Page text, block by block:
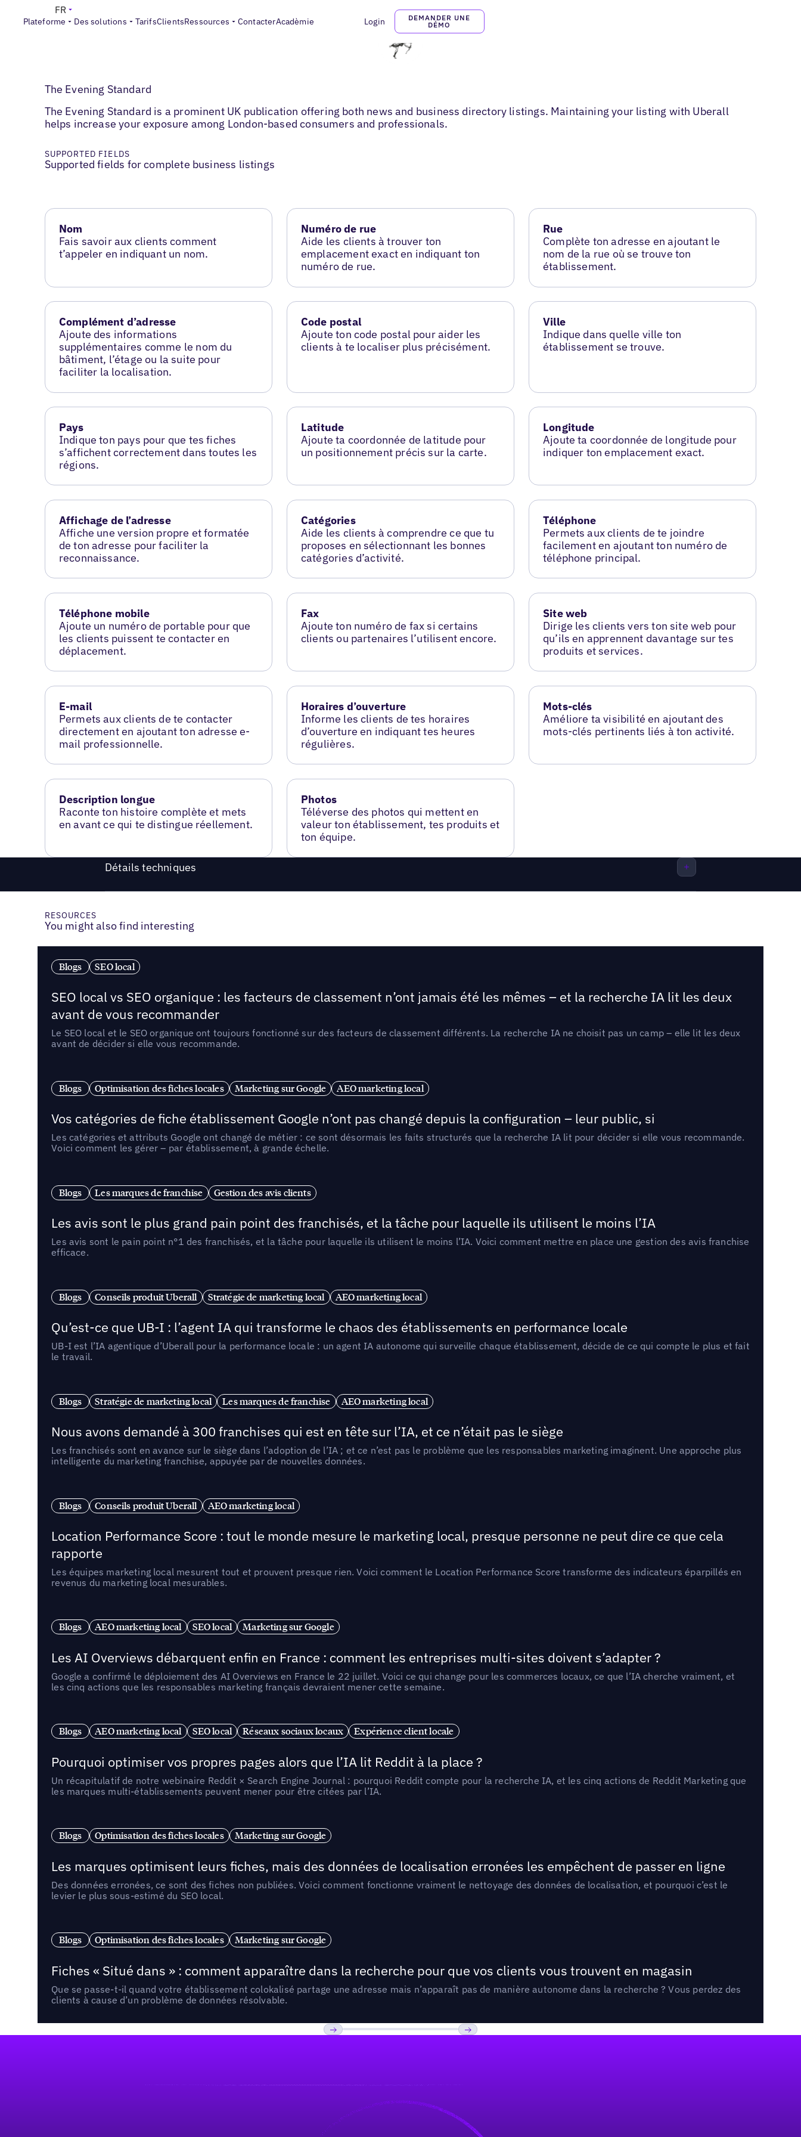
Plateforme Des solutions TarifsClientsRessources ContacterAcadèmie Login
DEMANDER UNE
DÉMO
FR
The Evening Standard
The Evening Standard is a prominent UK publication offering both news and business directory listings. Maintaining your listing with Uberall
helps increase your exposure among London-based consumers and professionals.
SUPPORTED FIELDS
Supported fields for complete business listings
Nom
Fais savoir aux clients comment
t’appeler en indiquant un nom.
Numéro de rue
Aide les clients à trouver ton
emplacement exact en indiquant ton
numéro de rue.
Rue
Complète ton adresse en ajoutant le
nom de la rue où se trouve ton
établissement.
Complément d’adresse
Ajoute des informations
supplémentaires comme le nom du
bâtiment, l’étage ou la suite pour
faciliter la localisation.
Code postal
Ajoute ton code postal pour aider les
clients à te localiser plus précisément.
Ville
Indique dans quelle ville ton
établissement se trouve.
Pays
Indique ton pays pour que tes fiches
s’affichent correctement dans toutes les
régions.
Latitude
Ajoute ta coordonnée de latitude pour
un positionnement précis sur la carte.
Longitude
Ajoute ta coordonnée de longitude pour
indiquer ton emplacement exact.
Affichage de l’adresse
Affiche une version propre et formatée
de ton adresse pour faciliter la
reconnaissance.
Catégories
Aide les clients à comprendre ce que tu
proposes en sélectionnant les bonnes
catégories d’activité.
Téléphone
Permets aux clients de te joindre
facilement en ajoutant ton numéro de
téléphone principal.
Téléphone mobile
Ajoute un numéro de portable pour que
les clients puissent te contacter en
déplacement.
Fax
Ajoute ton numéro de fax si certains
clients ou partenaires l’utilisent encore.
Site web
Dirige les clients vers ton site web pour
qu’ils en apprennent davantage sur tes
produits et services.
E-mail
Permets aux clients de te contacter
directement en ajoutant ton adresse e-
mail professionnelle.
Horaires d’ouverture
Informe les clients de tes horaires
d’ouverture en indiquant tes heures
régulières.
Mots-clés
Améliore ta visibilité en ajoutant des
mots-clés pertinents liés à ton activité.
Description longue
Raconte ton histoire complète et mets
en avant ce qui te distingue réellement.
Photos
Téléverse des photos qui mettent en
valeur ton établissement, tes produits et
ton équipe.
Détails techniques
RESOURCES
You might also find interesting
Blogs SEO local
SEO local vs SEO organique : les facteurs de classement n’ont jamais été les mêmes – et la recherche IA lit les deux
avant de vous recommander
Le SEO local et le SEO organique ont toujours fonctionné sur des facteurs de classement différents. La recherche IA ne choisit pas un camp – elle lit les deux
avant de décider si elle vous recommande.
Blogs Optimisation des fiches locales Marketing sur Google AEO marketing local
Vos catégories de fiche établissement Google n’ont pas changé depuis la configuration – leur public, si
Les catégories et attributs Google ont changé de métier : ce sont désormais les faits structurés que la recherche IA lit pour décider si elle vous recommande.
Voici comment les gérer – par établissement, à grande échelle.
Blogs Les marques de franchise Gestion des avis clients
Les avis sont le plus grand pain point des franchisés, et la tâche pour laquelle ils utilisent le moins l’IA
Les avis sont le pain point n°1 des franchisés, et la tâche pour laquelle ils utilisent le moins l’IA. Voici comment mettre en place une gestion des avis franchise
efficace.
Blogs Conseils produit Uberall Stratégie de marketing local AEO marketing local
Qu’est-ce que UB-I : l’agent IA qui transforme le chaos des établissements en performance locale
UB-I est l’IA agentique d’Uberall pour la performance locale : un agent IA autonome qui surveille chaque établissement, décide de ce qui compte le plus et fait
le travail.
Blogs Stratégie de marketing local Les marques de franchise AEO marketing local
Nous avons demandé à 300 franchises qui est en tête sur l’IA, et ce n’était pas le siège
Les franchisés sont en avance sur le siège dans l’adoption de l’IA ; et ce n’est pas le problème que les responsables marketing imaginent. Une approche plus
intelligente du marketing franchise, appuyée par de nouvelles données.
Blogs Conseils produit Uberall AEO marketing local
Location Performance Score : tout le monde mesure le marketing local, presque personne ne peut dire ce que cela
rapporte
Les équipes marketing local mesurent tout et prouvent presque rien. Voici comment le Location Performance Score transforme des indicateurs éparpillés en
revenus du marketing local mesurables.
Blogs AEO marketing local SEO local Marketing sur Google
Les AI Overviews débarquent enfin en France : comment les entreprises multi-sites doivent s’adapter ?
Google a confirmé le déploiement des AI Overviews en France le 22 juillet. Voici ce qui change pour les commerces locaux, ce que l’IA cherche vraiment, et
les cinq actions que les responsables marketing français devraient mener cette semaine.
Blogs AEO marketing local SEO local Réseaux sociaux locaux Expérience client locale
Pourquoi optimiser vos propres pages alors que l’IA lit Reddit à la place ?
Un récapitulatif de notre webinaire Reddit × Search Engine Journal : pourquoi Reddit compte pour la recherche IA, et les cinq actions de Reddit Marketing que
les marques multi-établissements peuvent mener pour être citées par l’IA.
Blogs Optimisation des fiches locales Marketing sur Google
Les marques optimisent leurs fiches, mais des données de localisation erronées les empêchent de passer en ligne
Des données erronées, ce sont des fiches non publiées. Voici comment fonctionne vraiment le nettoyage des données de localisation, et pourquoi c’est le
levier le plus sous-estimé du SEO local.
Blogs Optimisation des fiches locales Marketing sur Google
Fiches « Situé dans » : comment apparaître dans la recherche pour que vos clients vous trouvent en magasin
Que se passe-t-il quand votre établissement colokalisé partage une adresse mais n’apparaît pas de manière autonome dans la recherche ? Vous perdez des
clients à cause d’un problème de données résolvable.